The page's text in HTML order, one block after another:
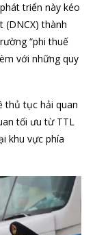
triển này kéo
(DNCX) thành
“phi thuế
với những quy
thủ tục hải quan
tối ưu từ TTL
khu vực phía